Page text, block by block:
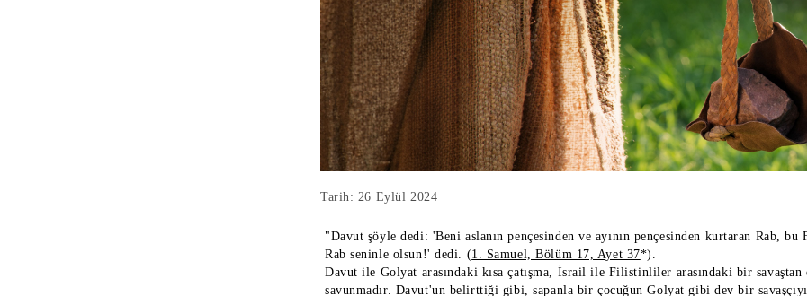
Tarih: 26 Eylül 2024
"Davut şöyle dedi: 'Beni aslanın pençesinden ve ayının pençesinden kurtaran Rab,
Rab seninle olsun!' dedi. (1. Samuel, Bölüm 17, Ayet 37*).
Davut ile Golyat arasındaki kısa çatışma, İsrail ile Filistinliler arasındaki bir savaştan
savunmadır. Davut'un belirttiği gibi, sapanla bir çocuğun Golyat gibi dev bir